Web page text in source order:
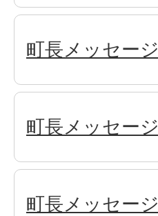
町長メッセー
町長メッセー
町長メッセー